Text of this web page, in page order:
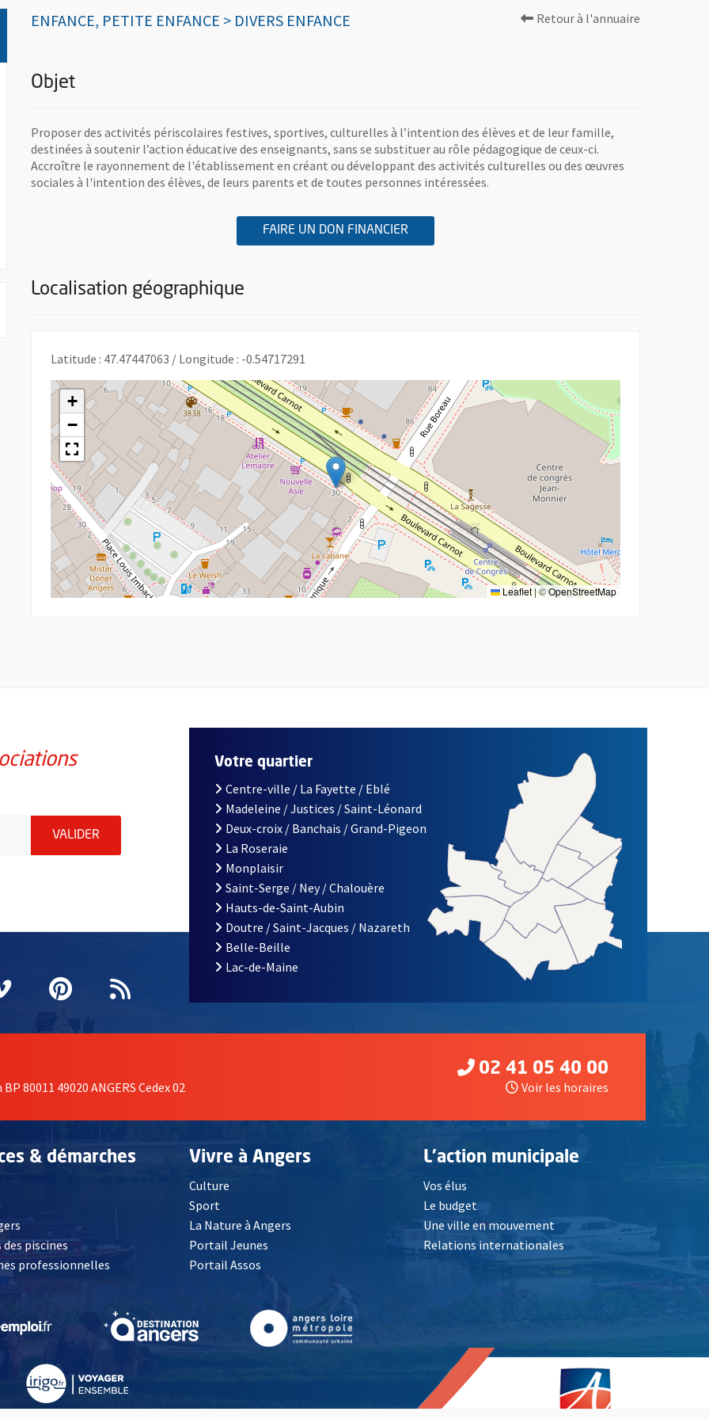
ENFANCE, PETITE ENFANCE > DIVERS ENFANCE Retour à l'annuaire
Objet
Proposer des activités périscolaires festives, sportives, culturelles à l’intention des élèves et de leur famille,
destinées à soutenir l’action éducative des enseignants, sans se substituer au rôle pédagogique de ceux-ci.
Accroître le rayonnement de l'établissement en créant ou développant des activités culturelles ou des œuvres
sociales à l'intention des élèves, de leurs parents et de toutes personnes intéressées.
FAIRE UN DON FINANCIERA L'ASSOCIATION AIPE PARCHEMINERIE -
, OUVRE UNE NOUVELLE FENÊTRE
Localisation géographique
Latitude : 47.47447063 / Longitude : -0.54717291
+
−
Leaflet|©OpenStreetMap
de la ville d'Angers, indiquez votre email (champ obligatoire)
VALIDER ENVOYER MA DEMANDE D'INSCRIPTION À LA LETTRE D'INFORMATION DES ASSOCIATIONS DE LA VILLE
fenêtrefenêtre
une nouvelle fenêtre
Vimeo
, Ouvre une nouvelle fenêtre
Pinterest
, Ouvre une nouvelle fenêtre
Flux RSS
Votre quartier
Centre-ville / La Fayette / Eblé
Madeleine / Justices / Saint-Léonard
Deux-croix / Banchais / Grand-Pigeon
La Roseraie
Monplaisir
Saint-Serge / Ney / Chalouère
Hauts-de-Saint-Aubin
Doutre / Saint-Jacques / Nazareth
Belle-Beille
Lac-de-Maine
80011 49020 ANGERS Cedex 02
02 41 05 40 00
Voir les horaires
& démarches
, Ouvre une nouvelle fenêtre
piscines
professionnelles
Vivre à Angers
Culture
Sport
La Nature à Angers
Portail Jeunes
Portail Assos
L'action municipale
Vos élus
Le budget
Une ville en mouvement
Relations internationales
fenêtre , Ouvre une nouvelle fenêtre , Ouvre une nouvelle fenêtre, Ouvre une nouvelle fenêtre